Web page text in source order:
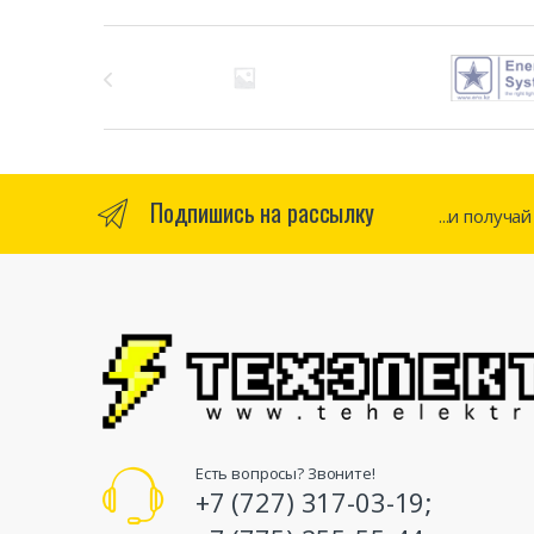
Подпишись на рассылку ...и получай
Есть вопросы? Звоните!
+7 (727) 317-03-19;